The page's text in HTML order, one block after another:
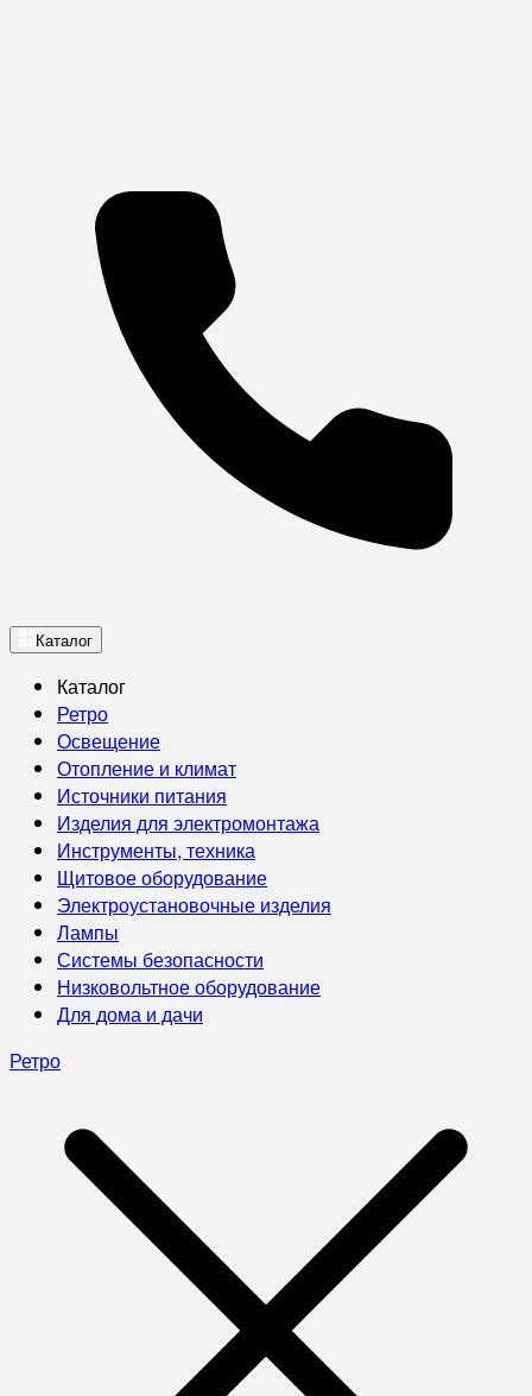
Каталог
Каталог
Ретро
Освещение
Отопление и климат
Источники питания
Изделия для электромонтажа
Инструменты, техника
Щитовое оборудование
Электроустановочные изделия
Лампы
Системы безопасности
Низковольтное оборудование
Для дома и дачи
Ретро